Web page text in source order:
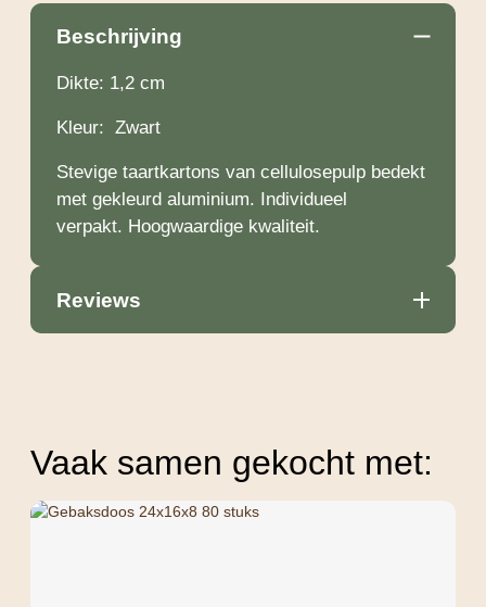
Beschrijving
Dikte: 1,2 cm
Kleur: Zwart
Stevige taartkartons van cellulosepulp bedekt
met gekleurd aluminium. Individueel
verpakt. Hoogwaardige kwaliteit.
Reviews
Vaak samen gekocht met: